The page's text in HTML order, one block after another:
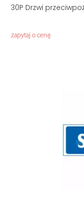
30P Drzwi
zapytaj o cenę